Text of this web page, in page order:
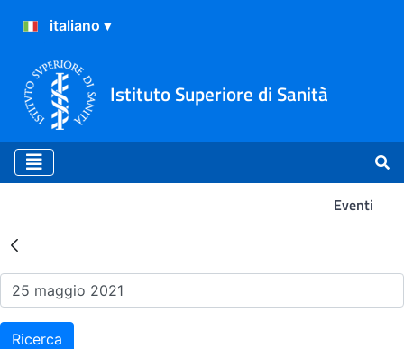
Istituto Superiore di Sanità
Eventi
Risultati della Ricerca -
Ricerca